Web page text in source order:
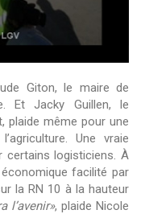
Giton, le maire de
Et Jacky Guillen, le
plaide même pour une
Une vraie
logisticiens. À
facilité par
la RN 10 à la hauteur
l’avenir», plaide Nicole